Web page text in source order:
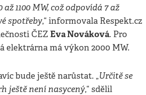
1100 MW, což odpovídá 7 až
spotřeby,“ informovala Respekt.cz
ČEZ Eva Nováková. Pro
elektrárna má výkon 2000 MW.
bude ještě narůstat. „Určitě se
ještě není nasycený,“ sdělil